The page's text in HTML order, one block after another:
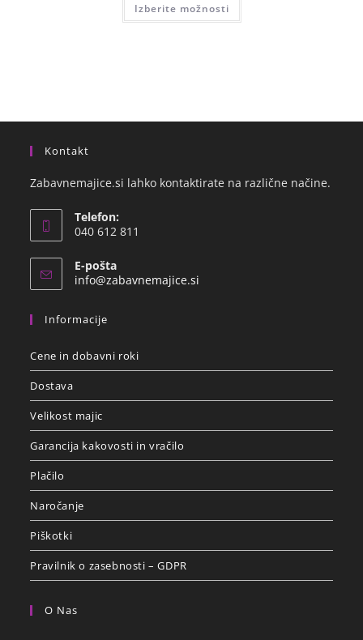
Izberite možnosti
Kontakt
Zabavnemajice.si lahko kontaktirate na različne načine.
Telefon:
040 612 811
E-pošta
info@zabavnemajice.si
Informacije
Cene in dobavni roki
Dostava
Velikost majic
Garancija kakovosti in vračilo
Plačilo
Naročanje
Piškotki
Pravilnik o zasebnosti – GDPR
O Nas